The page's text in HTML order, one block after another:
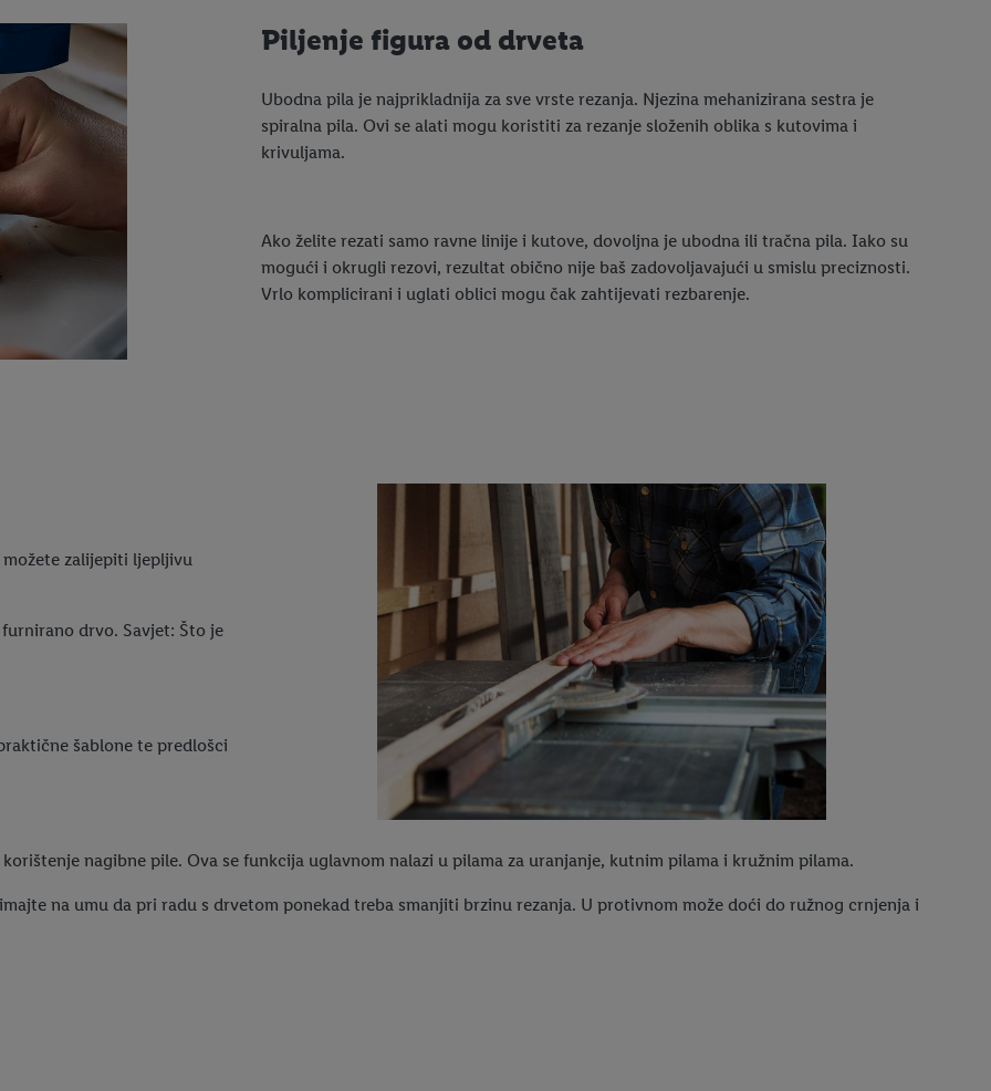
Piljenje figura od drveta
Ubodna pila je najprikladnija za sve vrste rezanja. Njezina mehanizirana sestra je
spiralna pila. Ovi se alati mogu koristiti za rezanje složenih oblika s kutovima i
krivuljama.
Ako želite rezati samo ravne linije i kutove, dovoljna je ubodna ili tračna pila. Iako su
mogući i okrugli rezovi, rezultat obično nije baš zadovoljavajući u smislu preciznosti.
Vrlo komplicirani i uglati oblici mogu čak zahtijevati rezbarenje.
zalijepiti ljepljivu
drvo. Savjet: Što je
šablone te predlošci
nagibne pile. Ova se funkcija uglavnom nalazi u pilama za uranjanje, kutnim pilama i kružnim pilama.
na umu da pri radu s drvetom ponekad treba smanjiti brzinu rezanja. U protivnom može doći do ružnog crnjenja i